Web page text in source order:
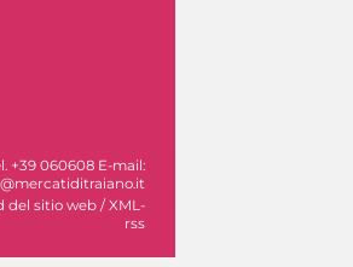
+39 060608 E-mail:
del sitio web / XML-
rss